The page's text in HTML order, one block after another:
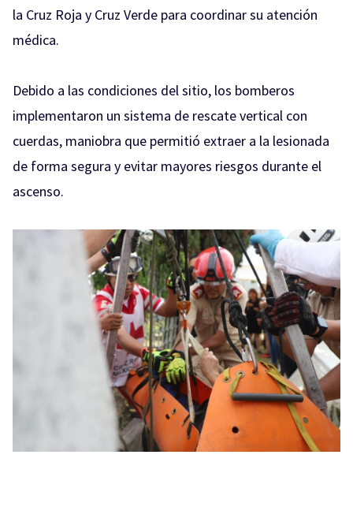
la Cruz Roja y Cruz Verde para coordinar su atención
médica.
Debido a las condiciones del sitio, los bomberos
implementaron un sistema de rescate vertical con
cuerdas, maniobra que permitió extraer a la lesionada
de forma segura y evitar mayores riesgos durante el
ascenso.